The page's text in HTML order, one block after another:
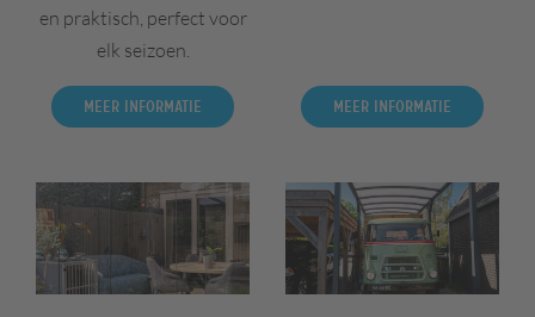
en praktisch, perfect voor
elk seizoen.
Meer informatie Meer informatie